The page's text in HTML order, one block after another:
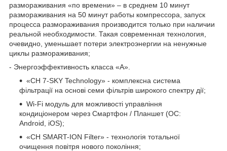
размораживания «по времени» – в среднем 10 минут
размораживания на 50 минут работы компрессора, запуск
процесса размораживания производится только при наличии
реальной необходимости. Такая современная технология,
очевидно, уменьшает потери электроэнергии на ненужные
циклы размораживания;
- Энергоэффективность класса «А».
«CH 7-SKY Technology» - комплексна система
фільтрації на основі семи фільтрів широкого спектру дії;
Wi-Fi модуль для можливості управління
кондиціонером через Смартфон / Планшет (ОС:
Android, iOS);
«CH SMART-ION Filter» - технологія тотальної
очищення повітря нового покоління;